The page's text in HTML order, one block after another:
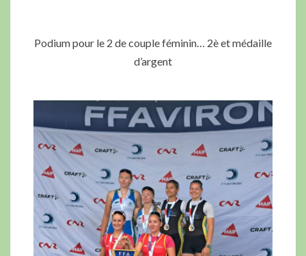
Podium pour le 2 de couple féminin… 2è et médaille
d’argent